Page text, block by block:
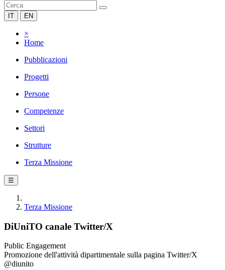
IT EN
×
Home
Pubblicazioni
Progetti
Persone
Competenze
Settori
Strutture
Terza Missione
☰
Terza Missione
DiUniTO canale Twitter/X
Public Engagement
Promozione dell'attività dipartimentale sulla pagina Twitter/X
@diunito